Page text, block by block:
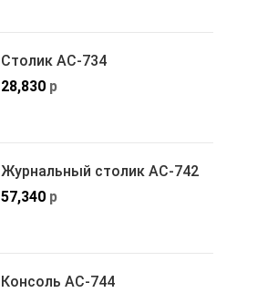
Столик АС-734
28,830 р
Журнальный столик АС-742
57,340 р
Консоль АС-744